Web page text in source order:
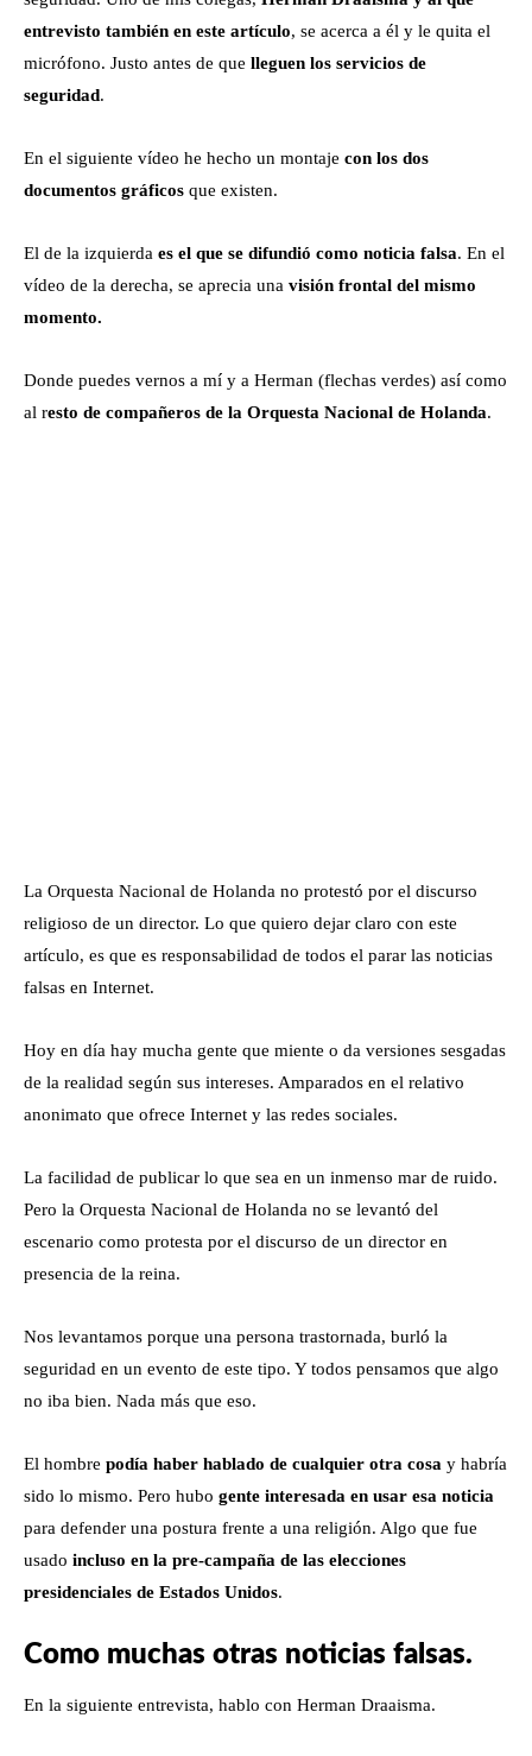
entrevisto también en este artículo, se acerca a él y le quita el
micrófono. Justo antes de que lleguen los servicios de
seguridad.
En el siguiente vídeo he hecho un montaje con los dos
documentos gráficos que existen.
El de la izquierda es el que se difundió como noticia falsa. En el
vídeo de la derecha, se aprecia una visión frontal del mismo
momento.
Donde puedes vernos a mí y a Herman (flechas verdes) así como
al resto de compañeros de la Orquesta Nacional de Holanda.
La Orquesta Nacional de Holanda no protestó por el discurso
religioso de un director. Lo que quiero dejar claro con este
artículo, es que es responsabilidad de todos el parar las noticias
falsas en Internet.
Hoy en día hay mucha gente que miente o da versiones sesgadas
de la realidad según sus intereses. Amparados en el relativo
anonimato que ofrece Internet y las redes sociales.
La facilidad de publicar lo que sea en un inmenso mar de ruido.
Pero la Orquesta Nacional de Holanda no se levantó del
escenario como protesta por el discurso de un director en
presencia de la reina.
Nos levantamos porque una persona trastornada, burló la
seguridad en un evento de este tipo. Y todos pensamos que algo
no iba bien. Nada más que eso.
El hombre podía haber hablado de cualquier otra cosa y habría
sido lo mismo. Pero hubo gente interesada en usar esa noticia
para defender una postura frente a una religión. Algo que fue
usado incluso en la pre-campaña de las elecciones
presidenciales de Estados Unidos.
Como muchas otras noticias falsas.
En la siguiente entrevista, hablo con Herman Draaisma.